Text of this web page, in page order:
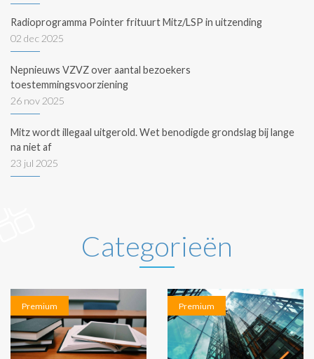
Radioprogramma Pointer frituurt Mitz/LSP in uitzending
02 dec 2025
Nepnieuws VZVZ over aantal bezoekers
toestemmingsvoorziening
26 nov 2025
Mitz wordt illegaal uitgerold. Wet benodigde grondslag bij lange
na niet af
23 jul 2025
Categorieën
Premium Premium